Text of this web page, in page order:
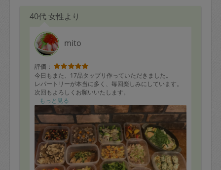
40代 女性より
mito
評価：
今日もまた、17品タップリ作っていただきました。
レパートリーが本当に多く、毎回楽しみにしています。
次回もよろしくお願いいたします。
もっと見る